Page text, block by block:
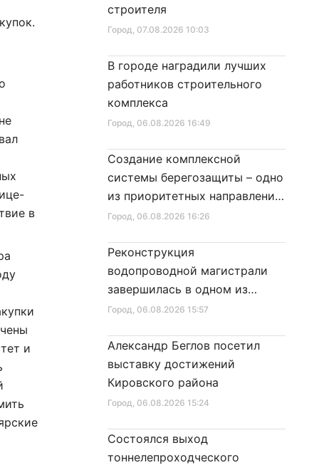
в
и
Город, 07.08.2026 10:03
строителя
Город, 06.08.2026 16:49
В городе наградили лучших
работников строительного
комплекса
Город, 06.08.2026 16:26
Создание комплексной
системы берегозащиты – одно
из приоритетных направлений
развития Петербурга
Город, 06.08.2026 15:57
Реконструкция
водопроводной магистрали
завершилась в одном из
районов города
Город, 06.08.2026 15:24
Александр Беглов посетил
выставку достижений
Кировского района
Состоялся выход
тоннелепроходческого